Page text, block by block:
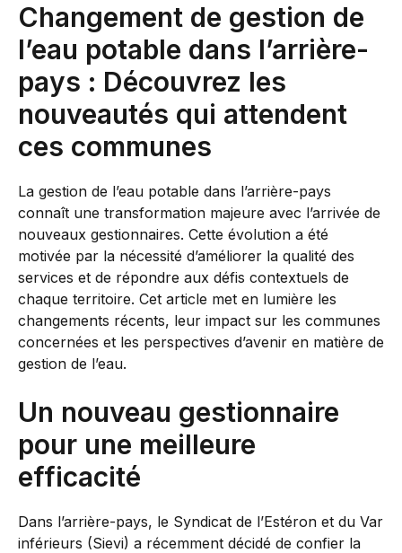
Changement de gestion de
l’eau potable dans l’arrière-
pays : Découvrez les
nouveautés qui attendent
ces communes
La gestion de l’eau potable dans l’arrière-pays
connaît une transformation majeure avec l’arrivée de
nouveaux gestionnaires. Cette évolution a été
motivée par la nécessité d’améliorer la qualité des
services et de répondre aux défis contextuels de
chaque territoire. Cet article met en lumière les
changements récents, leur impact sur les communes
concernées et les perspectives d’avenir en matière de
gestion de l’eau.
Un nouveau gestionnaire
pour une meilleure
efficacité
Dans l’arrière-pays, le Syndicat de l’Estéron et du Var
inférieurs (Sievi) a récemment décidé de confier la